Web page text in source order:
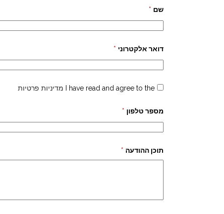
שם *
דואר אלקטרוני *
I have read and agree to the מדיניות פרטיות
מספר טלפון *
תוכן ההודעה *